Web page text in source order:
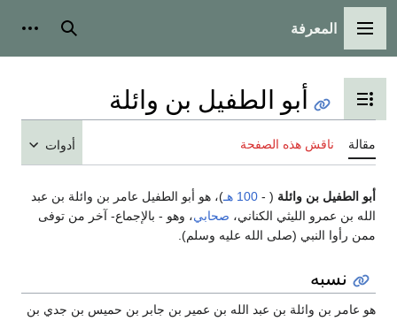
القائمة الرئيسية
المعرفة بحث
تبديل عرض جدول المحتويات
أبو الطفيل بن وائلة
مقالة ناقش هذه الصفحة أدوات
أبو الطفيل بن وائلة ( - 100 هـ
)، هو أبو الطفيل عامر بن وائلة بن عبد
الله بن عمرو الليثي الكناني، صحابي، وهو - بالإجماع- آخر من توفى
ممن رأوا النبي (صلى الله عليه وسلم).
نسبه
هو عامر بن وائلة بن عبد الله بن عمير بن جابر بن حميس بن جدي بن